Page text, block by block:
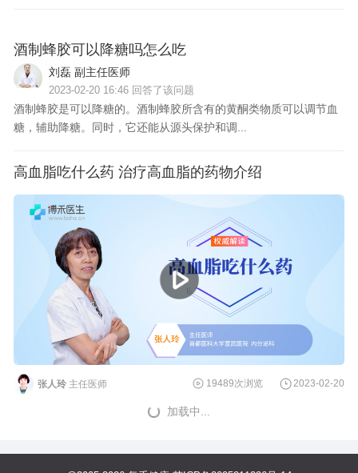
酒制蜂胶可以降糖吗怎么吃
刘磊 副主任医师
2023-02-20 16:46 回答了该问题
酒制蜂胶是可以降糖的。酒制蜂胶所含有的黄酮类物质可以调节血
糖，辅助降糖。同时，它还能从源头保护和调...
高血脂吃什么药 治疗高血脂的药物介绍
张人玲 主任医师 19489次浏览 2023-02-20
加载中...